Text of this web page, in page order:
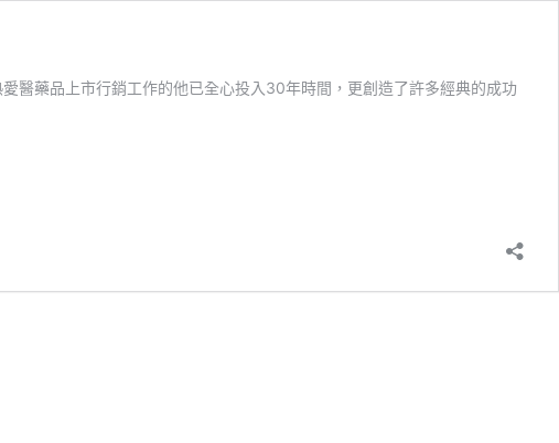
醫藥品上市行銷工作的他已全心投入30年時間，更創造了許多經典的成功